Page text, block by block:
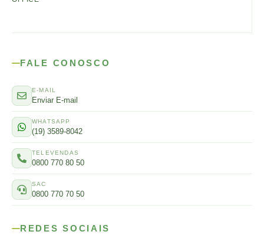
FALE CONOSCO
E-MAIL
Enviar E-mail
WHATSAPP
(19) 3589-8042
TELEVENDAS
0800 770 80 50
SAC
0800 770 70 50
REDES SOCIAIS